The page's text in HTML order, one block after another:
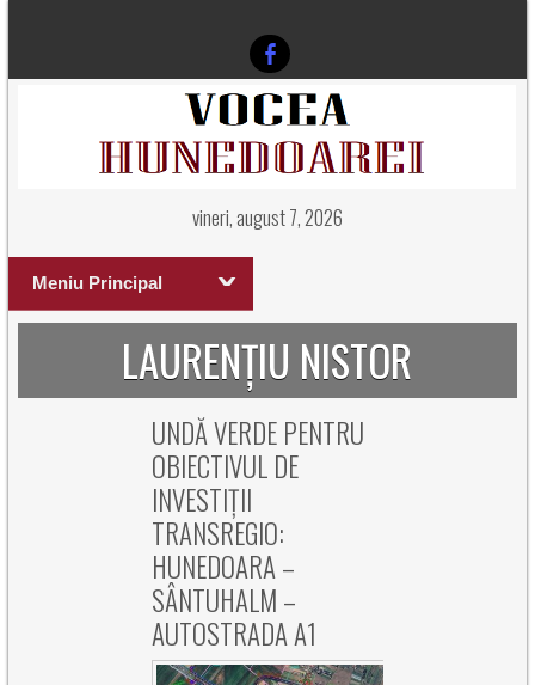
vineri, august 7, 2026
Meniu Principal
LAURENȚIU NISTOR
UNDĂ VERDE PENTRU
OBIECTIVUL DE
INVESTIȚII
TRANSREGIO:
HUNEDOARA –
SÂNTUHALM –
AUTOSTRADA A1